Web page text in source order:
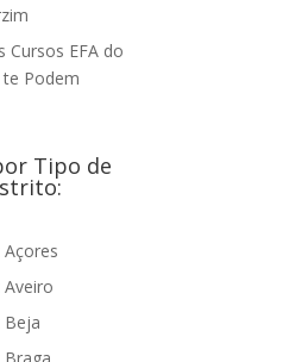
Cursos EFA do
te Podem
Tipo de
Açores
Aveiro
Beja